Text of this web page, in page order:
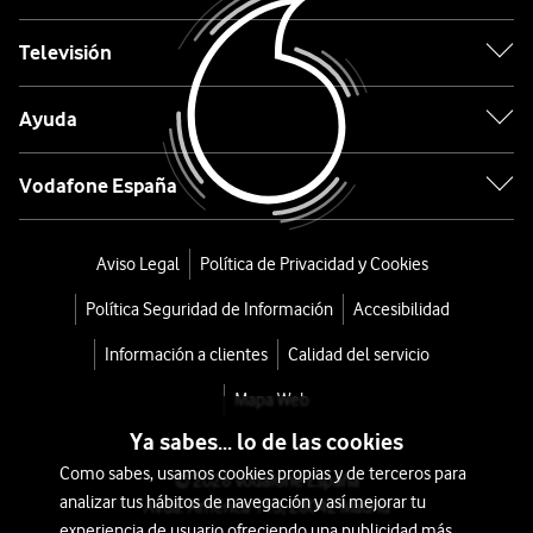
Aspiradora
sin
cable
PowerPro
IZ380EU
Especial
Mascotas
Televisión
Ayuda
Vodafone España
Aviso Legal Política de Privacidad y Cookies
Política Seguridad de Información Accesibilidad
Información a clientes Calidad del servicio
Mapa Web
© 2026 Vodafone España
Avda. América 115, 28042 Madrid
Ya sabes... lo de las cookies
Como sabes, usamos cookies propias y de terceros para
analizar tus hábitos de navegación y así mejorar tu